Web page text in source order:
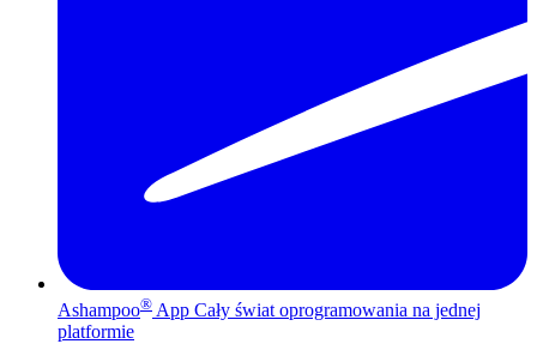
Ashampoo® App Cały świat oprogramowania na jednej
platformie